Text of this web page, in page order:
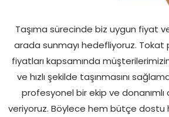
Taşıma sürecinde biz uygun fiyat
arada sunmayı hedefliyoruz. Tokat
fiyatları kapsamında
ve hızlı şekilde taşınmasını
profesyonel bir ekip ve
veriyoruz. Böylece hem bütçe dostu